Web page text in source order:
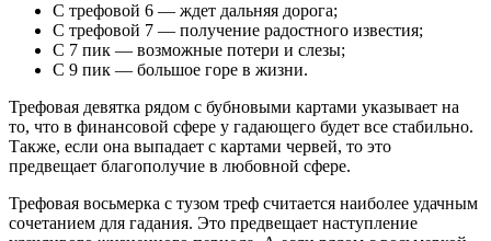
С трефовой 6 — ждет дальняя дорога;
С трефовой 7 — получение радостного известия;
С 7 пик — возможные потери и слезы;
С 9 пик — большое горе в жизни.
Трефовая девятка рядом с бубновыми картами указывает на
то, что в финансовой сфере у гадающего будет все стабильно.
Также, если она выпадает с картами червей, то это
предвещает благополучие в любовной сфере.
Трефовая восьмерка с тузом треф считается наиболее удачным
сочетанием для гадания. Это предвещает наступление